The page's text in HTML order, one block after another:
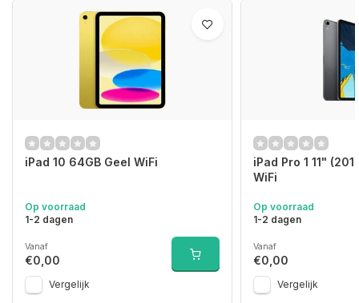
iPad 10 64GB Geel WiFi
Op voorraad
1-2 dagen
Vanaf
€0,00
Vergelijk
iPad Pro 1 11"
WiFi
Op voorraad
1-2 dagen
Vanaf
€0,00
Vergelijk